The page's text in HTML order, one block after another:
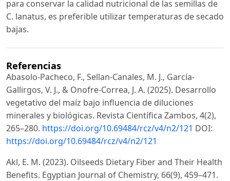
para conservar la calidad nutricional de las semillas de
C. lanatus, es preferible utilizar temperaturas de secado
bajas.
Referencias
Abasolo-Pacheco, F., Sellan-Canales, M. J., García-
Gallirgos, V. J., & Onofre-Correa, J. A. (2025). Desarrollo
vegetativo del maíz bajo influencia de diluciones
minerales y biológicas. Revista Científica Zambos, 4(2),
265–280. https://doi.org/10.69484/rcz/v4/n2/121 DOI:
https://doi.org/10.69484/rcz/v4/n2/121
Akl, E. M. (2023). Oilseeds Dietary Fiber and Their Health
Benefits. Egyptian Journal of Chemistry, 66(9), 459–471.